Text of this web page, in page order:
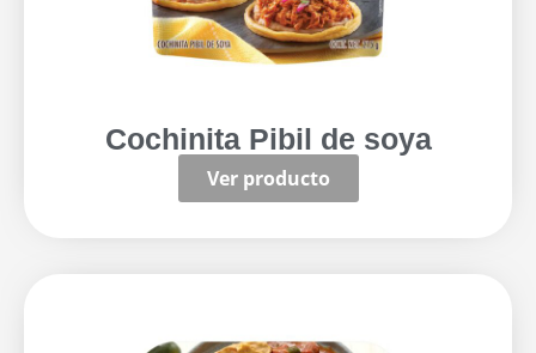
Cochinita Pibil de soya
Ver producto